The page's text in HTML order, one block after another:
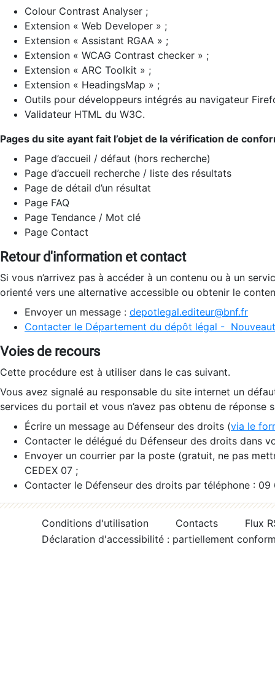
Colour Contrast Analyser ;
Extension « Web Developer » ;
Extension « Assistant RGAA » ;
Extension « WCAG Contrast checker » ;
Extension « ARC Toolkit » ;
Extension « HeadingsMap » ;
Outils pour développeurs intégrés au navigateur
Validateur HTML du W3C.
Pages du site ayant fait l’objet de la vérification de
Page d’accueil / défaut (hors recherche)
Page d’accueil recherche / liste des résultats
Page de détail d’un résultat
Page FAQ
Page Tendance / Mot clé
Page Contact
Retour d'information et contact
Si vous n’arrivez pas à accéder à un contenu ou à un
orienté vers une alternative accessible ou obtenir le
Envoyer un message : depotlegal.editeur@bnf.fr
Contacter le Département du dépôt légal -
Voies de recours
Cette procédure est à utiliser dans le cas suivant.
Vous avez signalé au responsable du site internet un
services du portail et vous n’avez pas obtenu de réponse
Écrire un message au Défenseur des droits (via le
Contacter le délégué du Défenseur des droits dans
Envoyer un courrier par la poste (gratuit, ne pas
CEDEX 07 ;
Contacter le Défenseur des droits par téléphone :
Conditions d'utilisation Contacts
Flux
Déclaration d'accessibilité : partiellement